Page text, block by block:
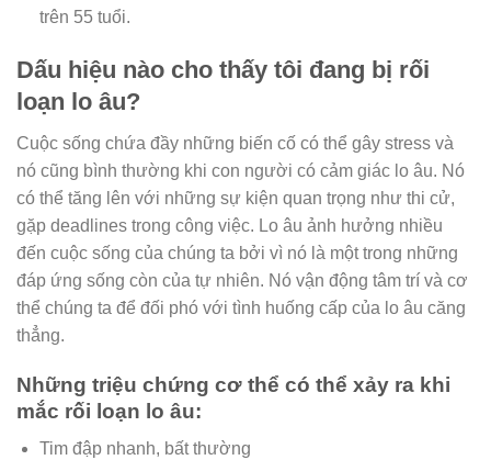
trên 55 tuổi.
Dấu hiệu nào cho thấy tôi đang bị rối
loạn lo âu?
Cuộc sống chứa đầy những biến cố có thể gây stress và
nó cũng bình thường khi con người có cảm giác lo âu. Nó
có thể tăng lên với những sự kiện quan trọng như thi cử,
gặp deadlines trong công việc. Lo âu ảnh hưởng nhiều
đến cuộc sống của chúng ta bởi vì nó là một trong những
đáp ứng sống còn của tự nhiên. Nó vận động tâm trí và cơ
thể chúng ta để đối phó với tình huống cấp của lo âu căng
thẳng.
Những triệu chứng cơ thể có thể xảy ra khi
mắc rối loạn lo âu:
Tim đập nhanh, bất thường